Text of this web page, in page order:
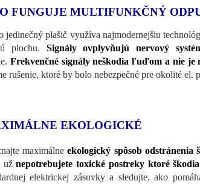
FUNGUJE MULTIFUNKČNÝ
jedinečný plašič využíva najmodernejšiu
plochu. Signály ovplyvňujú nervový
Frekvenčné signály neškodia ľuďom a nie je
rušenie, ktoré by bolo nebezpečné pre okolité el.
EKOLOGICKÉ
maximálneekologický spôsob odstránenia
užnepotrebujete toxické postreky ktoré
elektrickej zásuvky a sledujte, ako